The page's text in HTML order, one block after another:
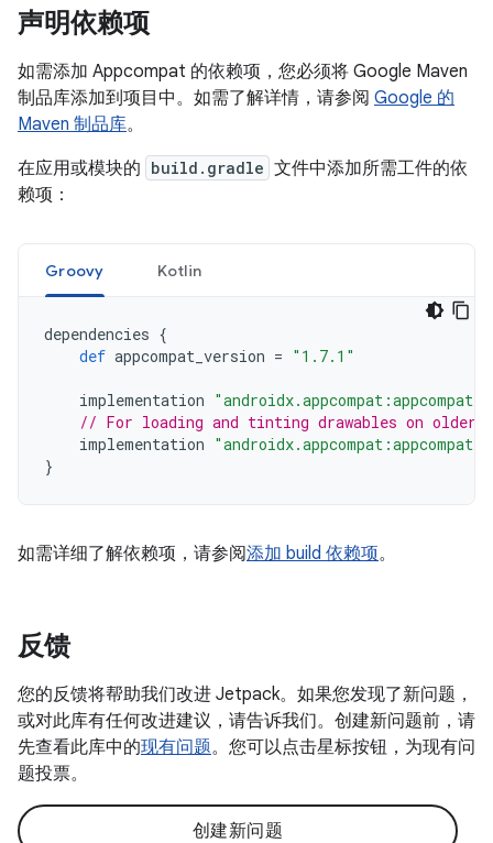
声明依赖项
如需添加 Appcompat 的依赖项，您必须将 Google Maven
制品库添加到项目中。如需了解详情，请参阅 Google 的
Maven 制品库。
在应用或模块的 build.gradle 文件中添加所需工件的依
赖项：
Groovy Kotlin
dependencies {
def appcompat_version = "1.7.1"
implementation
// For loading and tinting drawables on older
implementation
}
如需详细了解依赖项，请参阅添加 build 依赖项。
反馈
您的反馈将帮助我们改进 Jetpack。如果您发现了新问题，
或对此库有任何改进建议，请告诉我们。创建新问题前，请
先查看此库中的现有问题。您可以点击星标按钮，为现有问
题投票。
创建新问题